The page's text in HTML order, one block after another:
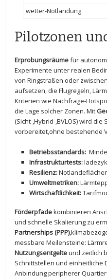
wetter-Notlandung
Pilotzonen
Erprobungsräumefür
Experimente unter realen
von Ringstraßen oder⁤ zwischen
aufsetzen, die‍ Flugregeln,
Kriterien ⁣wie Nachfrage-
die ‌Lage solcher​ Zonen. ‍Mit
(Sicht-,Hybrid-,BVLOS) wird‌
vorbereitet,ohne bestehende
Betriebsstandards:
Infrastrukturtests:
Resilienz:
Umweltmetriken:
Wirtschaftlichkeit:
Förderpfadekombinieren
und ‌schnelle Skalierung zu
Partnerships ‍(PPP)
⁤messbare ‍Meilensteine:
Nutzungsentgelteund zeitlich
Schnittstellen ​und einheitliche
Anbindung peripherer